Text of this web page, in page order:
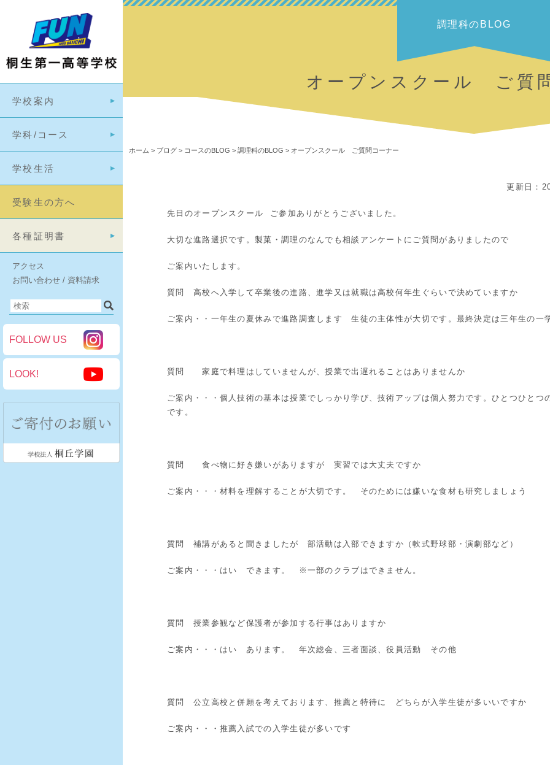
学校案内
学科/コース
学校生活
受験生の方へ
各種証明書
アクセス
お問い合わせ / 資料請求
FOLLOW US
LOOK!
調理科のBLOG
オープンスクール ご質
ホーム > ブログ > コースのBLOG > 調理科のBLOG > オープンスクール ご質問コーナー
更新日：
先日のオープンスクール ご参加ありがとうございました。
大切な進路選択です。製菓・調理のなんでも相談アンケートにご質問がありましたので
ご案内いたします。
質問 高校へ入学して卒業後の進路、進学又は就職は高校何年生ぐらいで決めていますか
ご案内・・一年生の夏休みで進路調査します 生徒の主体性が大切です。最終決定は三年生の一
質問 家庭で料理はしていませんが、授業で出遅れることはありませんか
ご案内・・・個人技術の基本は授業でしっかり学び、技術アップは個人努力です。ひとつひとつ
です。
質問 食べ物に好き嫌いがありますが 実習では大丈夫ですか
ご案内・・・材料を理解することが大切です。 そのためには嫌いな食材も研究しましょう
質問 補講があると聞きましたが 部活動は入部できますか（軟式野球部・演劇部など）
ご案内・・・はい できます。 ※一部のクラブはできません。
質問 授業参観など保護者が参加する行事はありますか
ご案内・・・はい あります。 年次総会、三者面談、役員活動 その他
質問 公立高校と併願を考えております、推薦と特待に どちらが入学生徒が多いいですか
ご案内・・・推薦入試での入学生徒が多いです